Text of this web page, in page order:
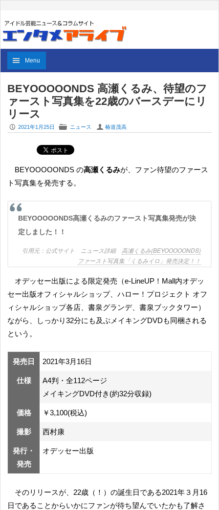
Menu
BEYOOOOONDS 高瀬くるみ、待望のフ
ァースト写真集を22歳のバースデーにリ
リース
P 2021年1月25日 F ニュース U 椿道茂高
BEYOOOOONDS の高瀬くるみが、ファン待望のファース
ト写真集を発売する。
BEYOOOOONDS高瀬くるみのファースト写真集発売が決
定しました！！
公式サイト ニュース詳細 高瀬くるみ(BEYOOOOONDS)
ファースト写真集「くるみイロ」発売決定！！
オデッセー出版による限定発売（e-LineUP！Mall内オデッ
セー出版オフィシャルショップ、ハロー！プロジェクト オフ
ィシャルショップ各店、書泉グランデ、書泉ブックタワー）
ながら、しっかり32分にも及ぶメイキングDVDも同梱される
という。
発売日 2021年3月16日
仕様
A4判・全112ページ
メイキングDVD付き(約32分収録)
価格 ￥3,100(税込)
撮影 西村康
発行・
発売
オデッセー出版
そのリリースが、22歳（！）の誕生日である2021年３月16
日であることからいかにファンが待ち望んでいたかも了解さ